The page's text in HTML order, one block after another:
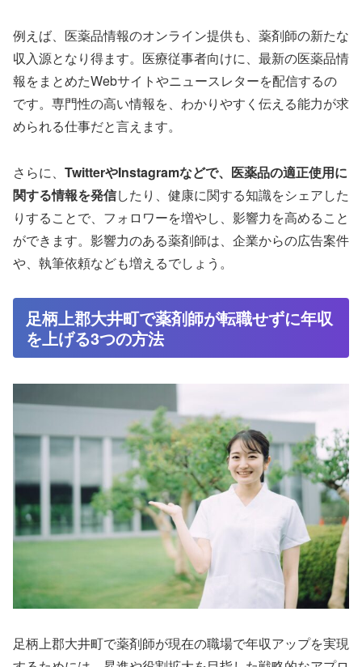
例えば、医薬品情報のオンライン提供も、薬剤師の新たな
収入源となり得ます。医療従事者向けに、最新の医薬品情
報をまとめたWebサイトやニュースレターを配信するの
です。専門性の高い情報を、わかりやすく伝える能力が求
められる仕事だと言えます。
さらに、 TwitterやInstagramなどで、医薬品の適正使用に
関する情報を発信したり、健康に関する知識をシェアした
りすることで、フォロワーを増やし、影響力を高めること
ができます。影響力のある薬剤師は、企業からの広告案件
や、執筆依頼なども増えるでしょう。
足柄上郡大井町で薬剤師が転職せずに年収
を上げる3つの方法
足柄上郡大井町で薬剤師が現在の職場で年収アップを実現